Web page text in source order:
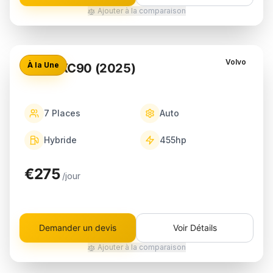
Ajouter à la comparaison
À la Une Volvo
Volvo XC90 (2025)
7 Places Auto
Hybride 455hp
€275 /jour
Demander un devis Voir Détails
Ajouter à la comparaison